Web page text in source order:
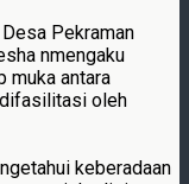
Pekraman
nmengaku
muka antara
oleh
keberadaan